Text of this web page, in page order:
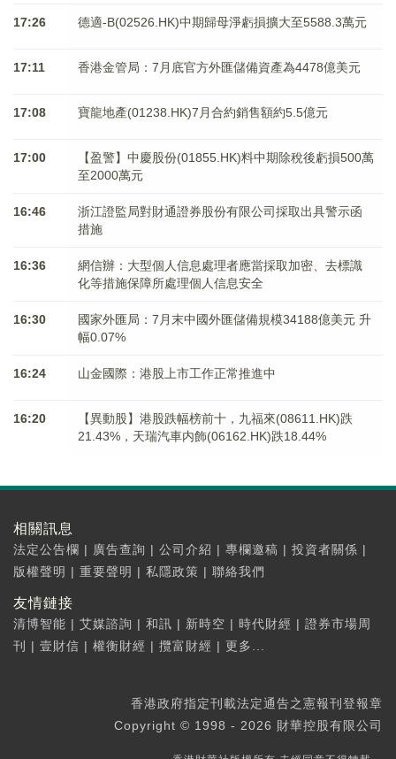
17:26 德適-B(02526.HK)中期歸母淨虧損擴大至5588.3萬元
17:11 香港金管局：7月底官方外匯儲備資產為4478億美元
17:08 寶龍地產(01238.HK)7月合約銷售額約5.5億元
17:00
【盈警】中慶股份(01855.HK)料中期除稅後虧損500萬
至2000萬元
16:46
浙江證監局對財通證券股份有限公司採取出具警示函
措施
16:36
網信辦：大型個人信息處理者應當採取加密、去標識
化等措施保障所處理個人信息安全
16:30
國家外匯局：7月末中國外匯儲備規模34188億美元 升
幅0.07%
16:24 山金國際：港股上市工作正常推進中
16:20
【異動股】港股跌幅榜前十，九福來(08611.HK)跌
21.43%，天瑞汽車内飾(06162.HK)跌18.44%
相關訊息
法定公告欄 | 廣告查詢 | 公司介紹 | 專欄邀稿 | 投資者關係 |
版權聲明 | 重要聲明 | 私隱政策 | 聯絡我們
友情鏈接
清博智能 | 艾媒諮詢 | 和訊 | 新時空 | 時代財經 | 證券市場周
刊
| 壹財信 | 權衡財經 | 攬富財經 | 更多...
香港政府指定刊載法定通告之憲報刊登報章
Copyright © 1998 - 2026 財華控股有限公司